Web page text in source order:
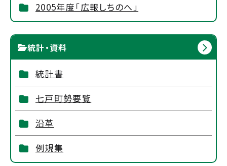
2005年度「広報しちのへ」
統計・資料
統計書
七戸町勢要覧
沿革
例規集